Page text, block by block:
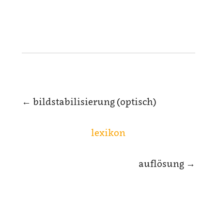
← bildstabilisierung (optisch)
lexikon
auflösung →